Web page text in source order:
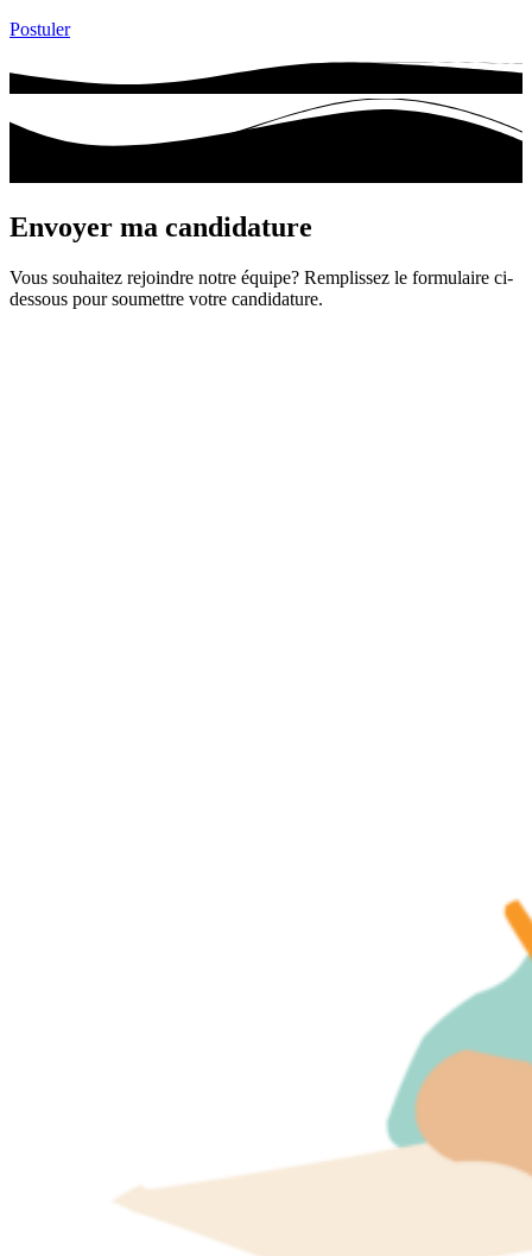
Postuler
Envoyer ma candidature
Vous souhaitez rejoindre notre équipe? Remplissez le formulaire ci-
dessous pour soumettre votre candidature.